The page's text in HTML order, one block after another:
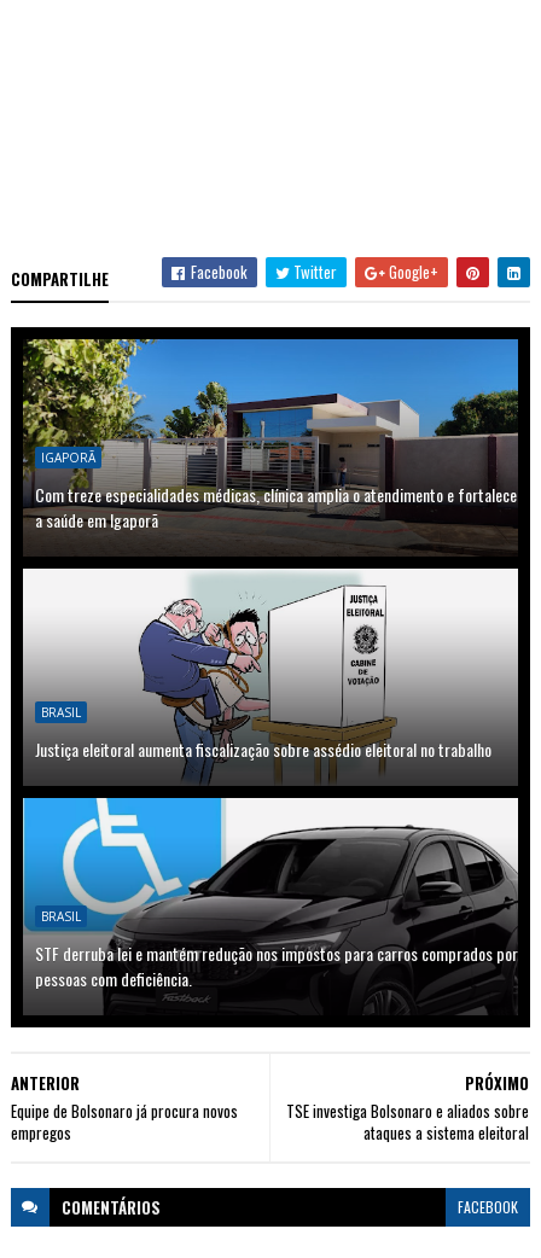
COMPARTILHE Facebook Twitter Google+
IGAPORÃ
Com treze especialidades médicas, clínica amplia o atendimento e fortalece
a saúde em Igaporã
BRASIL
Justiça eleitoral aumenta fiscalização sobre assédio eleitoral no trabalho
BRASIL
STF derruba lei e mantém redução nos impostos para carros comprados por
pessoas com deficiência.
PRÓXIMO
TSE investiga Bolsonaro e aliados sobre
ataques a sistema eleitoral
ANTERIOR
Equipe de Bolsonaro já procura novos
empregos
COMENTÁRIOS FACEBOOK